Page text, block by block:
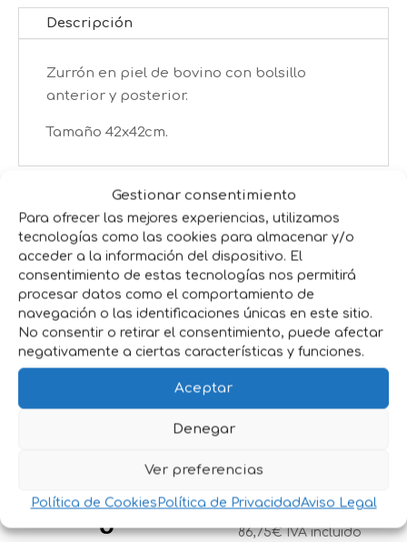
Gestionar consentimiento
Para ofrecer las mejores experiencias, utilizamos
tecnologías como las cookies para almacenar y/o
acceder a la información del dispositivo. El
consentimiento de estas tecnologías nos permitirá
procesar datos como el comportamiento de
navegación o las identificaciones únicas en este sitio.
No consentir o retirar el consentimiento, puede afectar
negativamente a ciertas características y funciones.
Aceptar
Denegar
Ver preferencias
Política de Cookies Política de PrivacidadAviso Legal
Descripción
Zurrón en piel de bovino con bolsillo
anterior y posterior.
Tamaño 42x42cm.
Productos relacionados
SERRAJE
ATERCIOPELAD
O
SERRAJE
ENGRASADO
86,75€ IVA incluido